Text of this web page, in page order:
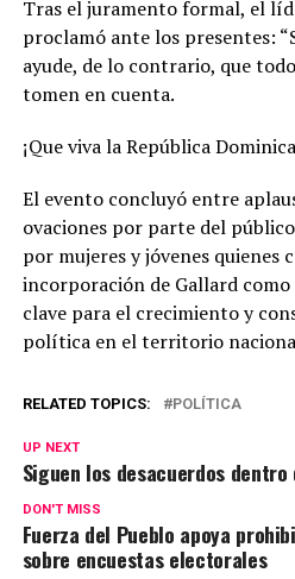
​Tras el juramento formal, el
proclamó ante los presentes:
ayude, de lo contrario, que
tomen en cuenta.
¡Que viva la República
​El evento concluyó entre
ovaciones por parte del
por mujeres y jóvenes quienes
incorporación de Gallard
clave para el crecimiento y
política en el territorio
RELATED TOPICS: POLÍTICA
UP NEXT
Siguen los desacuerdos dentro
DON'T MISS
Fuerza del Pueblo apoya
sobre encuestas electorales